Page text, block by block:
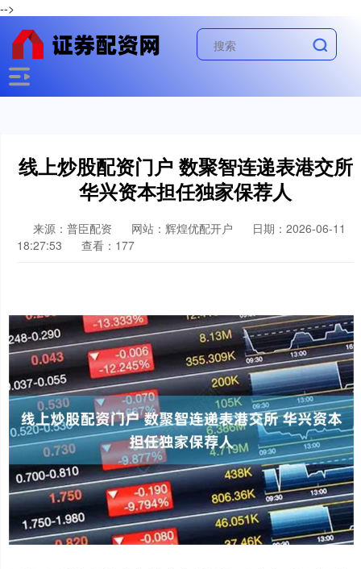
-->
线上炒股配资门户 数聚智连递表港交所
华兴资本担任独家保荐人
来源：普臣配资 网站：辉煌优配开户
日期：2026-06-11
18:27:53
查看：177